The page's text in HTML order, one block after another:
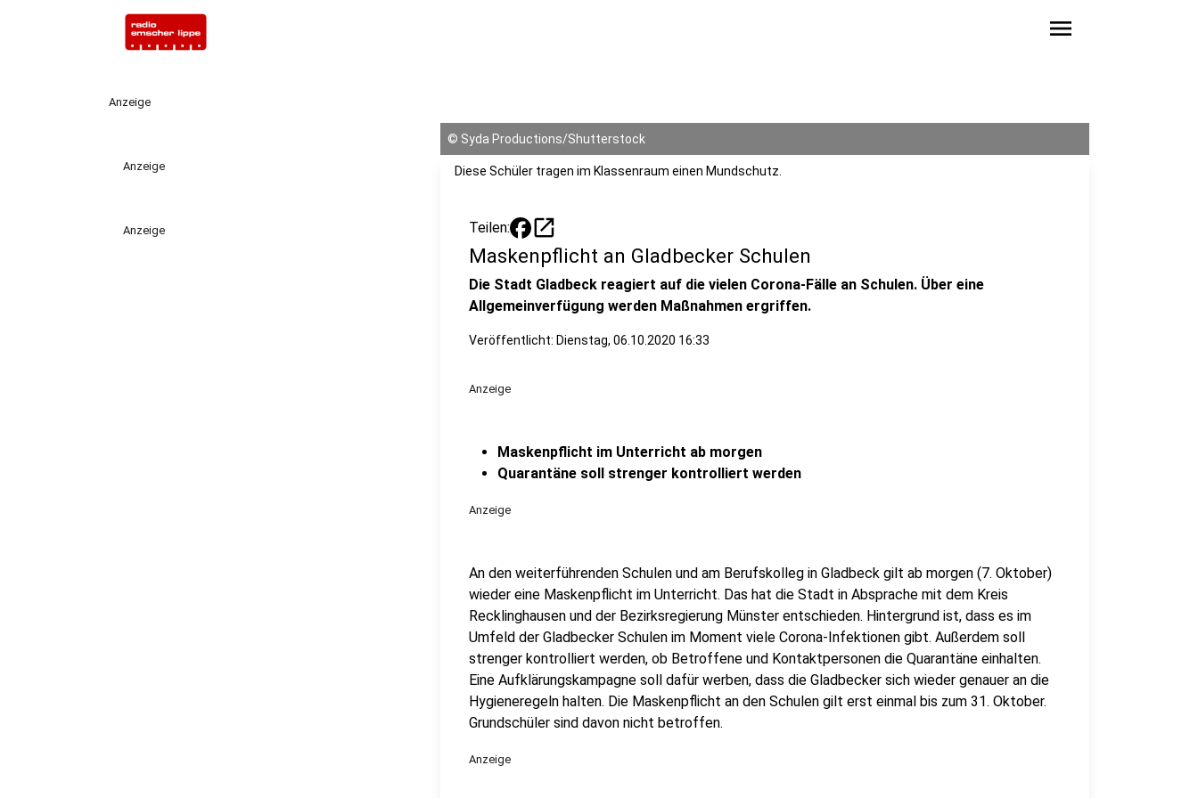
menu
Anzeige
Anzeige
Anzeige
© Syda Productions/Shutterstock
Diese Schüler tragen im Klassenraum einen Mundschutz.
Teilen: open_in_new
Maskenpflicht an Gladbecker Schulen
Die Stadt Gladbeck reagiert auf die vielen Corona-Fälle an Schulen. Über eine
Allgemeinverfügung werden Maßnahmen ergriffen.
Veröffentlicht: Dienstag, 06.10.2020 16:33
Anzeige
Maskenpflicht im Unterricht ab morgen
Quarantäne soll strenger kontrolliert werden
Anzeige
An den weiterführenden Schulen und am Berufskolleg in Gladbeck gilt ab morgen (7. Oktober)
wieder eine Maskenpflicht im Unterricht. Das hat die Stadt in Absprache mit dem Kreis
Recklinghausen und der Bezirksregierung Münster entschieden. Hintergrund ist, dass es im
Umfeld der Gladbecker Schulen im Moment viele Corona-Infektionen gibt. Außerdem soll
strenger kontrolliert werden, ob Betroffene und Kontaktpersonen die Quarantäne einhalten.
Eine Aufklärungskampagne soll dafür werben, dass die Gladbecker sich wieder genauer an die
Hygieneregeln halten. Die Maskenpflicht an den Schulen gilt erst einmal bis zum 31. Oktober.
Grundschüler sind davon nicht betroffen.
Anzeige